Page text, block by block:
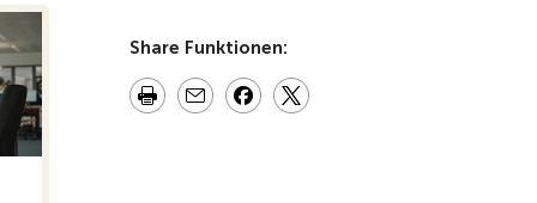
Share Funktionen: